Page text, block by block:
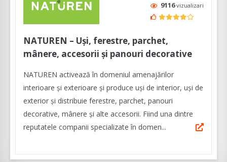
9116vizualizari
NATUREN – Uși, ferestre, parchet,
mânere, accesorii și panouri decorative
NATUREN activează în domeniul amenajărilor
interioare şi exterioare şi produce uși de interior, uși de
exterior și distribuie ferestre, parchet, panouri
decorative, mânere și alte accesorii. Fiind una dintre
reputatele companii specializate în domen...